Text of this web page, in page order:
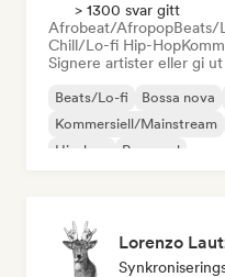
> 1300 svar gitt
Afrobeat/AfropopBeats/
Chill/Lo-fi Hip-Hop
Signere artister eller gi
Beats/Lo-fi Bossa nova
Kommersiell/Mainstream
Hip-hop
Pop-soul
Lorenzo